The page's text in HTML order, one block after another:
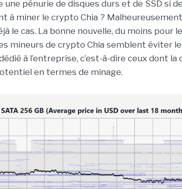
une pénurie de disques durs et de SSD si
à miner le crypto Chia ?
le cas. La bonne nouvelle, du moins pour
mineurs de crypto Chia semblent éviter
à l’entreprise, c’est-à-dire ceux dont
en termes de minage.